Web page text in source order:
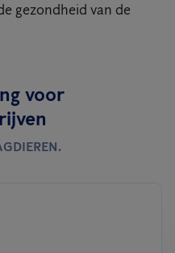
gezondheid van de
voor